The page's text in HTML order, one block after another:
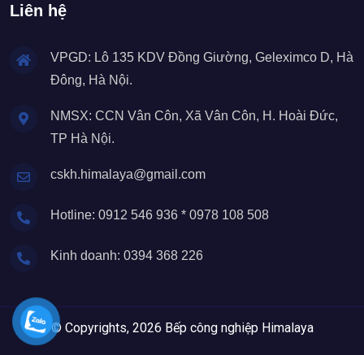
Liên hệ
VPGD: Lô 135 KDV Đồng Giường, Geleximco D, Hà
Đông, Hà Nội.
NMSX: CCN Vân Côn, Xã Vân Côn, H. Hoài Đức,
TP Hà Nội.
cskh.himalaya@gmail.com
Hotline: 0912 546 936 * 0978 108 508
Kinh doanh: 0394 368 226
© Copyrights, 2026 Bếp công nghiệp Himalaya